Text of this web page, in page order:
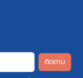
ติดตาม